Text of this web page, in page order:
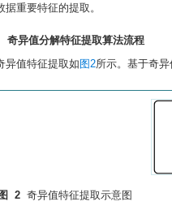
据重要特征的提取。
异值分解特征提取算法流程
异值特征提取如图2所示。基于奇
图 2 奇异值特征提取示意图